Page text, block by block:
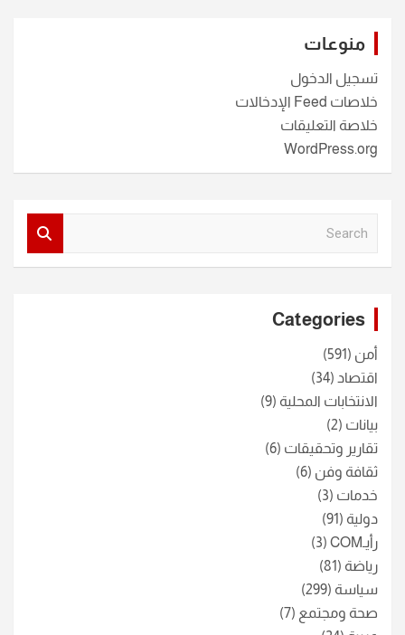
منوعات
تسجيل الدخول
خلاصات Feed الإدخالات
خلاصة التعليقات
WordPress.org
Categories
أمن (591)
اقتصاد (34)
الانتخابات المحلية (9)
بيانات (2)
تقارير وتحقيقات (6)
ثقافة وفن (6)
خدمات (3)
دولية (91)
رأيـCOM
(3)
رياضة (81)
سياسة (299)
صحة ومجتمع (7)